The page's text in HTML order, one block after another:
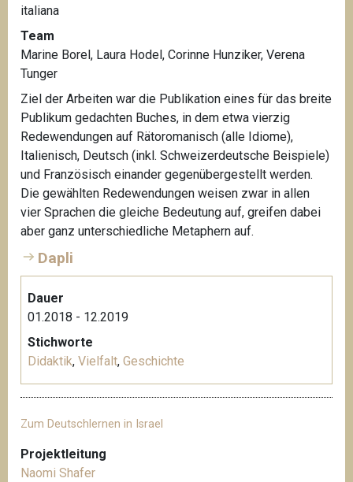
italiana
Team
Marine Borel, Laura Hodel, Corinne Hunziker, Verena
Tunger
Ziel der Arbeiten war die Publikation eines für das breite
Publikum gedachten Buches, in dem etwa vierzig
Redewendungen auf Rätoromanisch (alle Idiome),
Italienisch, Deutsch (inkl. Schweizerdeutsche Beispiele)
und Französisch einander gegenübergestellt werden.
Die gewählten Redewendungen weisen zwar in allen
vier Sprachen die gleiche Bedeutung auf, greifen dabei
aber ganz unterschiedliche Metaphern auf.
Dapli
Dauer
01.2018 - 12.2019
Stichworte
Didaktik, Vielfalt, Geschichte
Zum Deutschlernen in Israel
Projektleitung
Naomi Shafer